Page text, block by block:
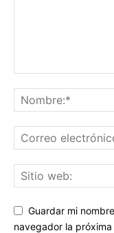
Guardar mi
navegador la